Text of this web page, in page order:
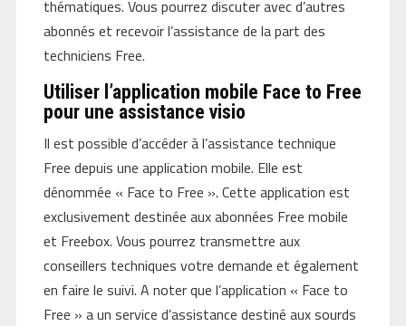
thématiques. Vous pourrez discuter avec d’autres
abonnés et recevoir l’assistance de la part des
techniciens Free.
Utiliser l’application mobile Face to Free
pour une assistance visio
Il est possible d’accéder à l’assistance technique
Free depuis une application mobile. Elle est
dénommée « Face to Free ». Cette application est
exclusivement destinée aux abonnées Free mobile
et Freebox. Vous pourrez transmettre aux
conseillers techniques votre demande et également
en faire le suivi. A noter que l’application « Face to
Free » a un service d’assistance destiné aux sourds